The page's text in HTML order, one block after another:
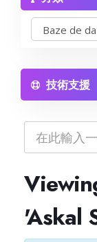
WebHosting
Reseller
Servere
Counter
技術支援
'Askal